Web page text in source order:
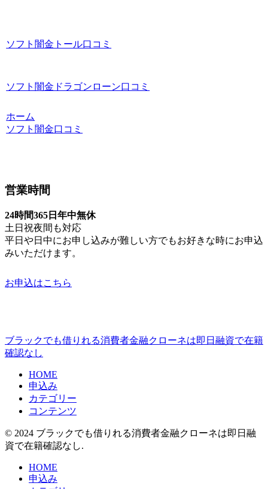
ソフト闇金トール口コミ
ソフト闇金ドラゴンローン口コミ
ホーム
ソフト闇金口コミ
営業時間
24時間365日年中無休
土日祝夜間も対応
平日や日中にお申し込みが難しい方でもお好きな時にお申込
みいただけます。
お申込はこちら
ブラックでも借りれる消費者金融クローネは即日融資で在籍
確認なし
HOME
申込み
カテゴリー
コンテンツ
© 2024 ブラックでも借りれる消費者金融クローネは即日融
資で在籍確認なし.
HOME
申込み